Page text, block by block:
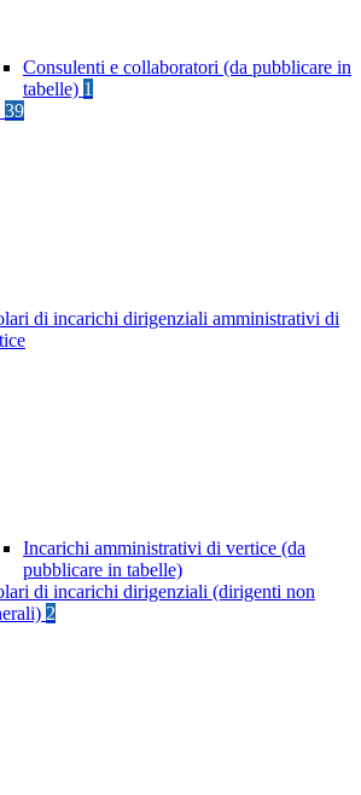
Consulenti e collaboratori (da pubblicare in
tabelle) 1
39
di incarichi dirigenziali amministrativi di
Incarichi amministrativi di vertice (da
pubblicare in tabelle)
di incarichi dirigenziali (dirigenti non
2